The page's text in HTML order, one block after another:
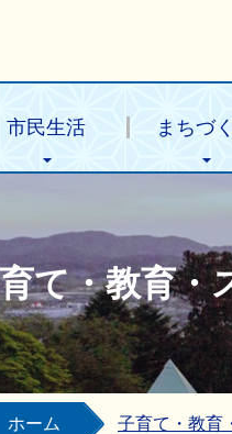
市民生活 まちづ
て・教育・
ホーム 子育て・教育